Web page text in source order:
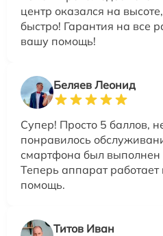
центр оказался на
быстро! Гарантия на все
вашу помощь!
Беляев Леонид
Супер! Просто 5 баллов,
понравилось
смартфона был выполнен
Теперь аппарат
помощь.
Титов Иван